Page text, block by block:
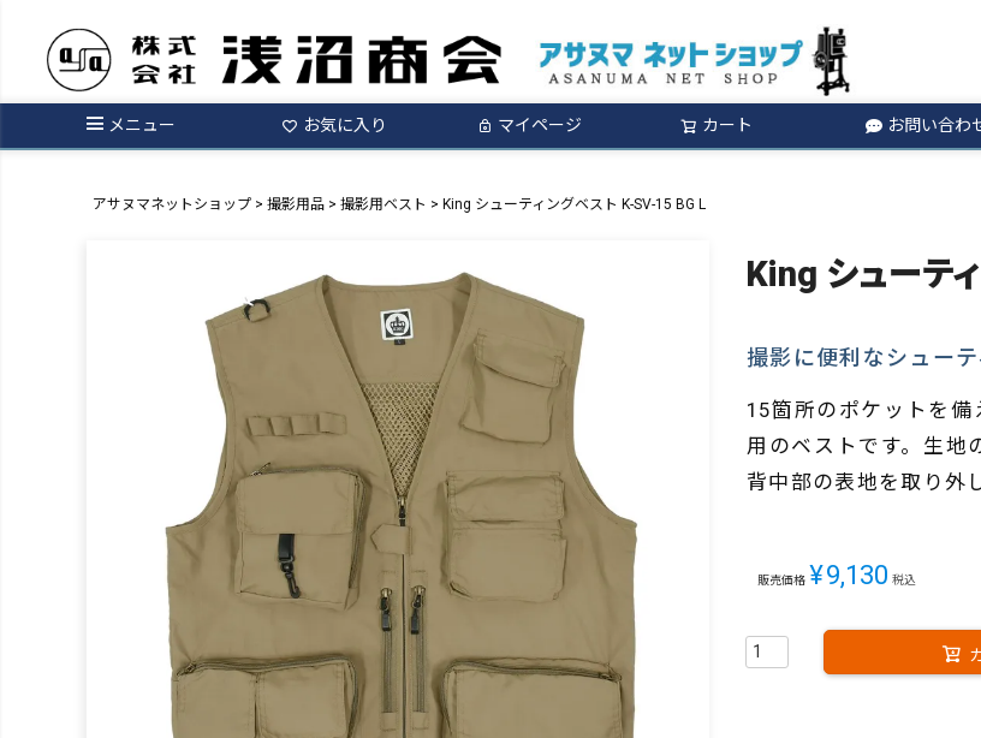
メニュー お気に入り マイページ カート お問い合わ
検索
アサヌマネットショップ 撮影用品 撮影用ベスト King シューティングベスト K-SV-15 BG L
King シューテ
撮影に便利なシュー
15箇所のポケットを備
用のベストです。生地
背中部の表地を取り外
販売価格 ¥9,130 税込